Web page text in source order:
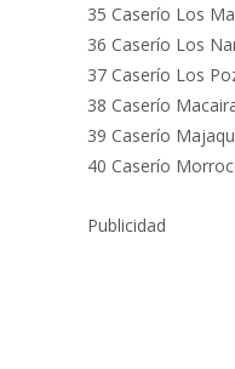
35 Caserío Los
36 Caserío Los
37 Caserío Los
38 Caserío
39 Caserío
40 Caserío
Publicidad